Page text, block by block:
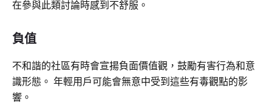
在參與此類討論時感到不舒服。
負值
不和諧的社區有時會宣揚負面價值觀，鼓勵有害行為和意
識形態。 年輕用戶可能會無意中受到這些有毒觀點的影
響。